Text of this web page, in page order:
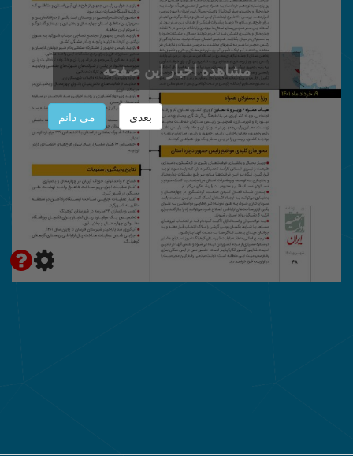
مشاهده اخبار این صفحه
بعدی می دانم